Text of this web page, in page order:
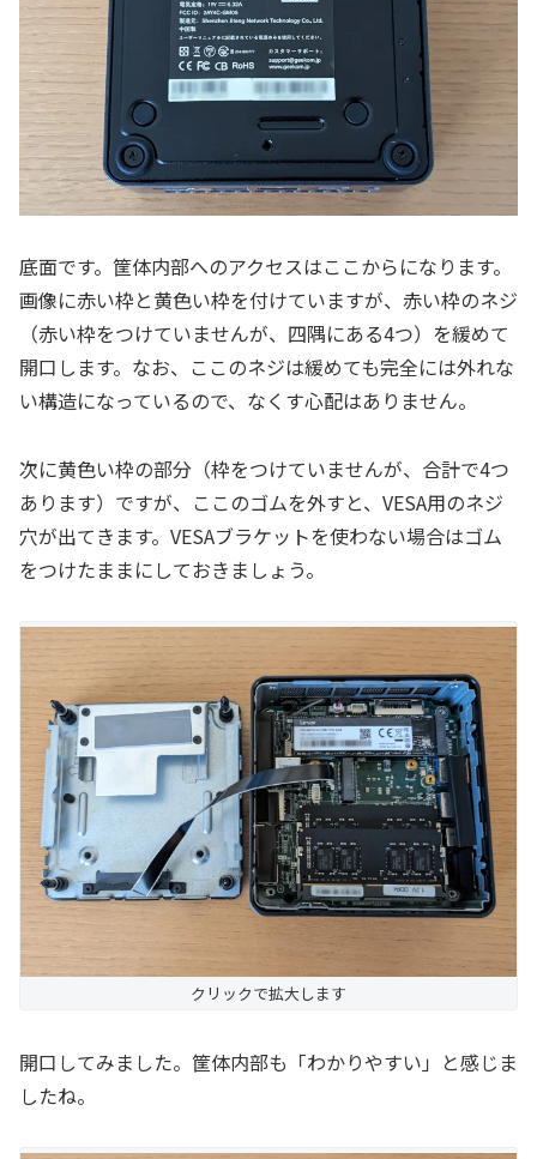
底面です。筐体内部へのアクセスはここからになります。
画像に赤い枠と黄色い枠を付けていますが、赤い枠のネジ
（赤い枠をつけていませんが、四隅にある4つ）を緩めて
開口します。なお、ここのネジは緩めても完全には外れな
い構造になっているので、なくす心配はありません。
次に黄色い枠の部分（枠をつけていませんが、合計で4つ
あります）ですが、ここのゴムを外すと、VESA用のネジ
穴が出てきます。VESAブラケットを使わない場合はゴム
をつけたままにしておきましょう。
クリックで拡大します
開口してみました。筐体内部も「わかりやすい」と感じま
したね。